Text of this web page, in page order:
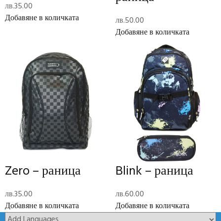
Long Description
Допълнителна информация
0.5 кг
Размери4 см
Отзиви (0)
Reviews
There are no reviews yet.
Add Review
Код:12328-6200Категории: Раници,Ученически пособия
лв.35.00
Добавяне в количката
лв.50.00
Добавяне в количката
Zero – раница
лв.35.00
Добавяне в количката
Blink – раница
лв.60.00
Добавяне в количката